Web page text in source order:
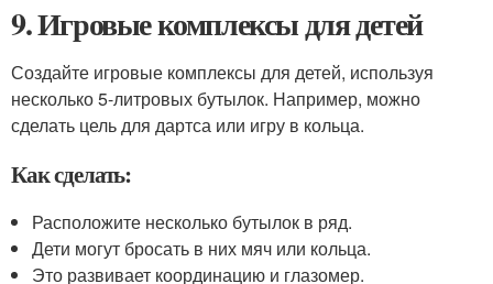
9. Игровые комплексы для детей
Создайте игровые комплексы для детей, используя
несколько 5-литровых бутылок. Например, можно
сделать цель для дартса или игру в кольца.
Как сделать:
Расположите несколько бутылок в ряд.
Дети могут бросать в них мяч или кольца.
Это развивает координацию и глазомер.